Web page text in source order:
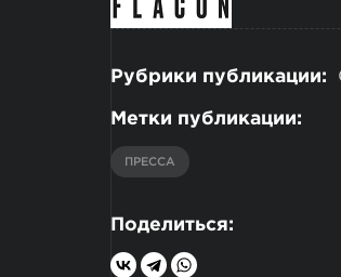
Рубрики публикации:
Метки публикации:
ПРЕССА
Поделиться: